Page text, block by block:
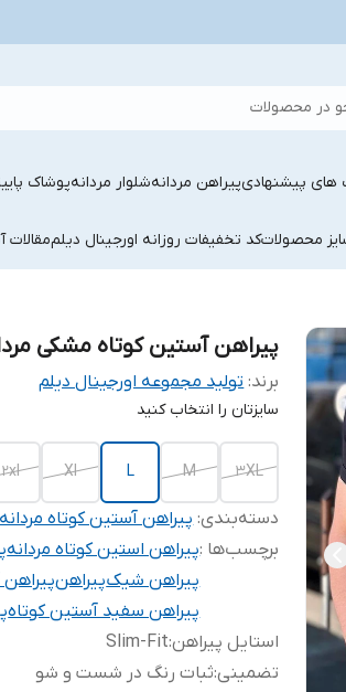
در محصولات
پیشنهادیپیراهن مردانهشلوار مردانهپوشاک
محصولاتکد تخفیفات روزانه اورجینال دیلم
پیراهن آستین کوتاه مشکی مردانه
برند: تولید مجموعه اورجینال دیلم
سایزتان را انتخاب کنید
3XL
M
L
Xl
2xl
دسته‌بندی:پیراهن آستین کوتاه مردانه
برچسب‌ها :پیراهن استین کوتاه مردانه
پیراهن شیکپیراهن
پیراهن سفید آستین کوتاه
استایل پیراهن:
Slim-Fit
تضمینی:ثبات رنگ در شست و شو